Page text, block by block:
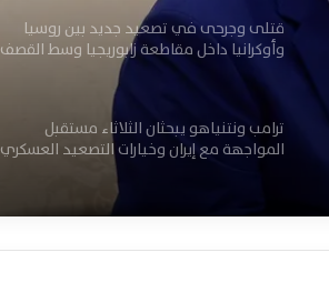
قتلى وجرحى في تصعيد جديد بين روسيا
وأوكرانيا داخل مقاطعة زابوريجيا وسط القصف
ترامب ونتنياهو يبحثان الثلاثاء مستقبل
المواجهة مع إيران وخيارات التصعيد العسكري
وسط تصاعد المواجهة العسكرية الأمريكية